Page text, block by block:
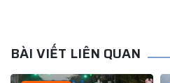
BÀI VIẾT LIÊN QUAN